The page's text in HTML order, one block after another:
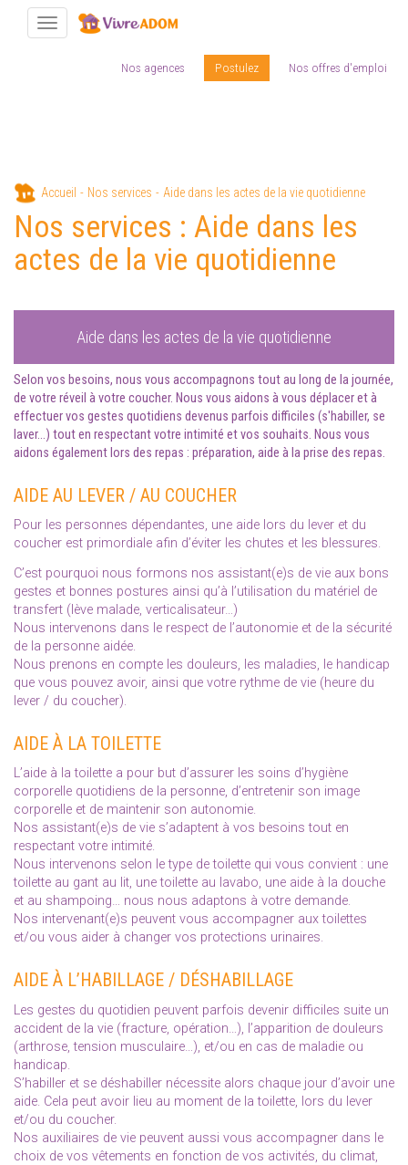
Aller
contenu
principal
Nos agences Postulez Nos offres d'emploi
Toggle navigation
Accueil Nos services Aide dans les actes de la vie quotidienne
Nos services : Aide dans les
actes de la vie quotidienne
Aide dans les actes de la vie quotidienne
Selon vos besoins, nous vous accompagnons tout au long de la journée,
de votre réveil à votre coucher. Nous vous aidons à vous déplacer et à
effectuer vos gestes quotidiens devenus parfois difficiles (s'habiller, se
laver...) tout en respectant votre intimité et vos souhaits. Nous vous
aidons également lors des repas : préparation, aide à la prise des repas.
AIDE AU LEVER / AU COUCHER
Pour les personnes dépendantes, une aide lors du lever et du
coucher est primordiale afin d’éviter les chutes et les blessures.
C’est pourquoi nous formons nos assistant(e)s de vie aux bons
gestes et bonnes postures ainsi qu’à l’utilisation du matériel de
transfert (lève malade, verticalisateur…)
Nous intervenons dans le respect de l’autonomie et de la sécurité
de la personne aidée.
Nous prenons en compte les douleurs, les maladies, le handicap
que vous pouvez avoir, ainsi que votre rythme de vie (heure du
lever / du coucher).
AIDE À LA TOILETTE
L’aide à la toilette a pour but d’assurer les soins d’hygiène
corporelle quotidiens de la personne, d’entretenir son image
corporelle et de maintenir son autonomie.
Nos assistant(e)s de vie s’adaptent à vos besoins tout en
respectant votre intimité.
Nous intervenons selon le type de toilette qui vous convient : une
toilette au gant au lit, une toilette au lavabo, une aide à la douche
et au shampoing… nous nous adaptons à votre demande.
Nos intervenant(e)s peuvent vous accompagner aux toilettes
et/ou vous aider à changer vos protections urinaires.
AIDE À L’HABILLAGE / DÉSHABILLAGE
Les gestes du quotidien peuvent parfois devenir difficiles suite un
accident de la vie (fracture, opération…), l’apparition de douleurs
(arthrose, tension musculaire…), et/ou en cas de maladie ou
handicap.
S’habiller et se déshabiller nécessite alors chaque jour d’avoir une
aide. Cela peut avoir lieu au moment de la toilette, lors du lever
et/ou du coucher.
Nos auxiliaires de vie peuvent aussi vous accompagner dans le
choix de vos vêtements en fonction de vos activités, du climat,